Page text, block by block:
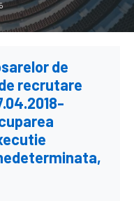
de
recrutare